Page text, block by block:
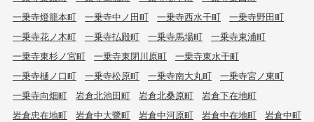
一乗寺燈籠本町
一乗寺中ノ田町 一乗寺西水干町
一乗寺野田町
一乗寺花ノ木町
一乗寺払殿町 一乗寺馬場町
一乗寺東浦町
一乗寺東杉ノ宮町
一乗寺東閉川原町
一乗寺東水干町
一乗寺樋ノ口町
一乗寺松原町 一乗寺南大丸町
一乗寺宮ノ東町
一乗寺向畑町
岩倉北池田町 岩倉北桑原町
岩倉下在地町
岩倉忠在地町
岩倉中大鷺町 岩倉中河原町 岩倉中在地町
岩倉中町